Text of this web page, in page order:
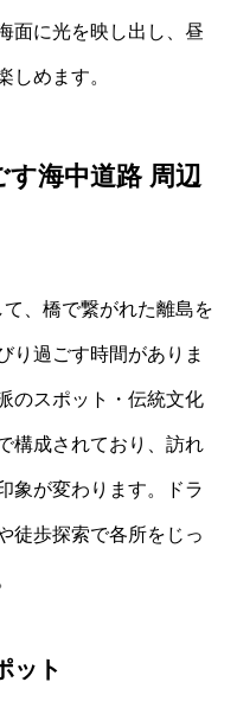
面に光を映し出し、昼
しめます。
海中道路 周辺
、橋で繋がれた離島を
り過ごす時間がありま
のスポット・伝統文化
構成されており、訪れ
象が変わります。ドラ
徒歩探索で各所をじっ
ット